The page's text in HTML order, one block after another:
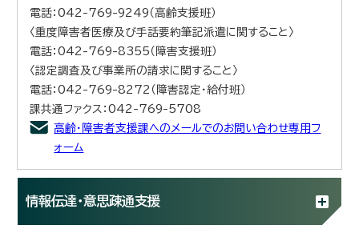
電話：042-769-9249（高齢支援班）
〈重度障害者医療及び手話要約筆記派遣に関すること〉
電話：042-769-8355（障害支援班）
〈認定調査及び事業所の請求に関すること〉
電話：042-769-8272（障害認定・給付班）
課共通ファクス：042-769-5708
高齢・障害者支援課へのメールでのお問い合わせ専用フ
ォーム
情報伝達・意思疎通支援